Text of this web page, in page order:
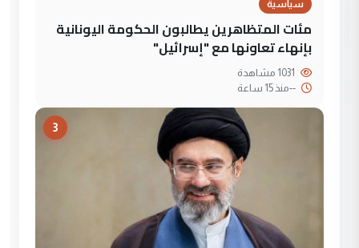
سياسية
مئات المتظاهرين يطالبون الحكومة اليونانية
بإنهاء تعاونها مع "إسرائيل"
--منذ 15 ساعة
3